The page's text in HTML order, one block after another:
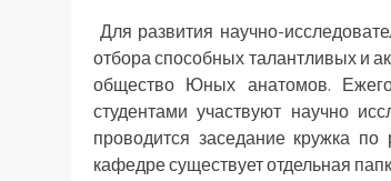
Для развития научно-
отбора способных талантливых и
общество Юных анатомов.
студентами участвуют научно
проводится заседание кружка
кафедре существует отдельная